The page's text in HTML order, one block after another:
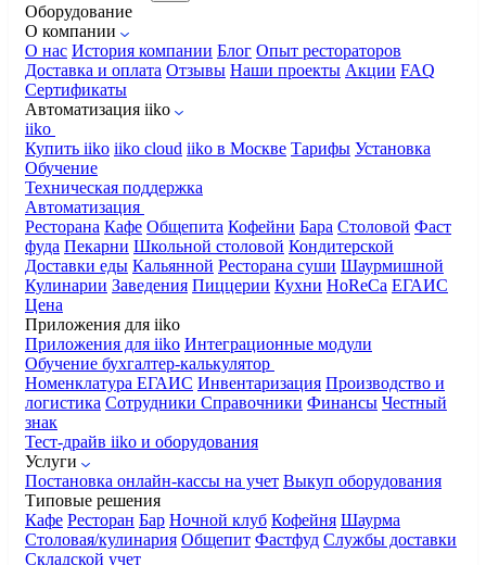
Оборудование
О компании
О нас История компании Блог Опыт рестораторов
Доставка и оплата Отзывы Наши проекты Акции FAQ
Сертификаты
Автоматизация iiko
iiko
Купить iiko iiko cloud iiko в Москве Тарифы Установка
Обучение
Техническая поддержка
Автоматизация
Ресторана Кафе Общепита Кофейни Бара Столовой Фаст
фуда Пекарни Школьной столовой Кондитерской
Доставки еды Кальянной Ресторана суши Шаурмишной
Кулинарии Заведения Пиццерии Кухни HoReCa ЕГАИС
Цена
Приложения для iiko
Приложения для iiko Интеграционные модули
Обучение бухгалтер-калькулятор
Номенклатура ЕГАИС Инвентаризация Производство и
логистика Сотрудники Справочники Финансы Честный
знак
Тест-драйв iiko и оборудования
Услуги
Постановка онлайн-кассы на учет Выкуп оборудования
Типовые решения
Кафе Ресторан Бар Ночной клуб Кофейня Шаурма
Столовая/кулинария Общепит Фастфуд Службы доставки
Складской учет